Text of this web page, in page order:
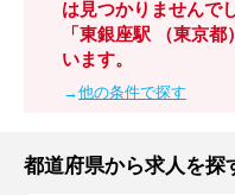
は見つかりませんで
「東銀座駅 （東京
います。
→他の条件で探す
都道府県から求人を探